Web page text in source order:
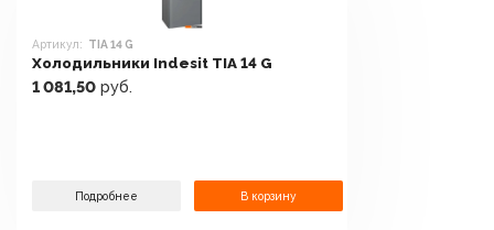
Артикул: TIA 14 G
Холодильники Indesit TIA 14 G
1 081,50 руб.
Подробнее В корзину